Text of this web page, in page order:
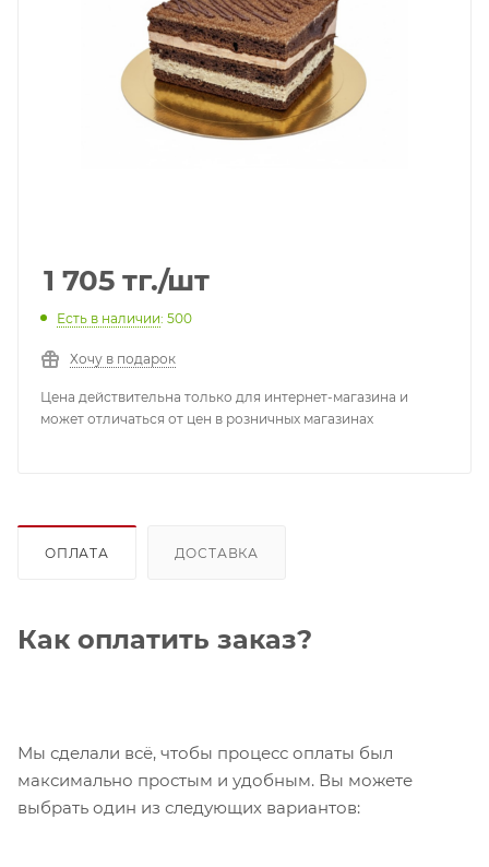
1 705 тг./шт
Есть в наличии: 500
Хочу в подарок
Цена действительна только для интернет-магазина и
может отличаться от цен в розничных магазинах
ОПЛАТА ДОСТАВКА
Как оплатить заказ?
Мы сделали всё, чтобы процесс оплаты был
максимально простым и удобным. Вы можете
выбрать один из следующих вариантов: